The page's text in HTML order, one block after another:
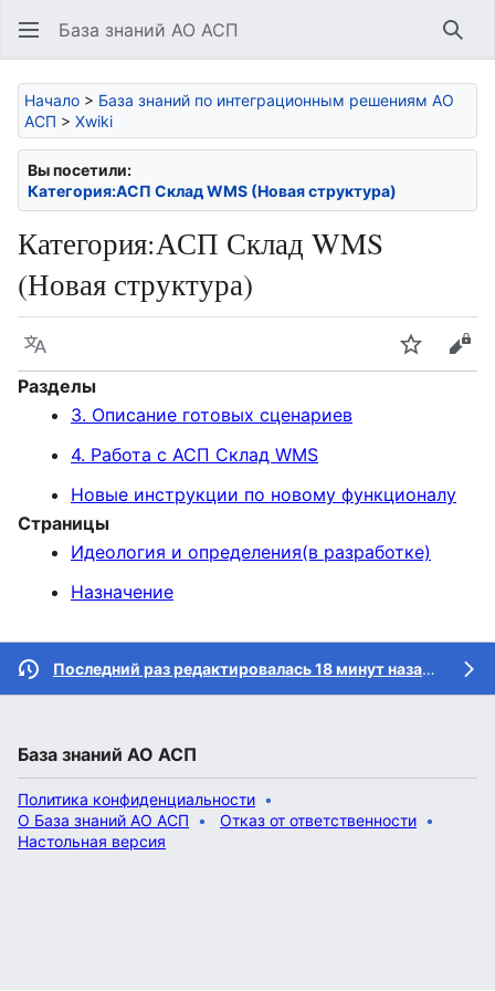
База знаний АО АСП
Начало > База знаний по интеграционным решениям АО
АСП > Xwiki
Вы посетили:
Категория:АСП Склад WMS (Новая структура)
Категория:АСП Склад WMS
(Новая структура)
Язык Следить
Разделы
3. Описание готовых сценариев
4. Работа с АСП Склад WMS
Новые инструкции по новому функционалу
Страницы
Идеология и определения(в разработке)
Назначение
Последний раз редактировалась 18 минут назад
База знаний АО АСП
Политика конфиденциальности
О База знаний АО АСП
Отказ от ответственности
Настольная версия